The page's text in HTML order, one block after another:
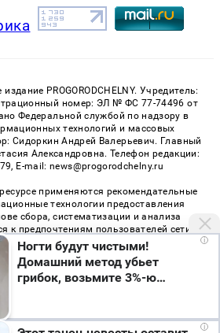
PROGORODCHELNY. Учредитель:
номер: ЭЛ № ФС 77-74496 от
Федеральной службой по надзору в
технологий и массовых
Сидоркин Андрей Валерьевич. Главный
Александровна. Телефон редакции:
E-mail: news@progorodchelny.ru
применяются рекомендательные
технологии предоставления
сбора, систематизации и анализа
к предпочтениям пользователей сети
на территории Российской
применения рекомендательных
рекламно-обменной сети«СМИ2» (PDF)
«Sparrow» (PDF)
Во время посещения сайта
i
Ногти будут чистыми!
Домашний метод убьет
грибок, возьмите 3%-ю…
i